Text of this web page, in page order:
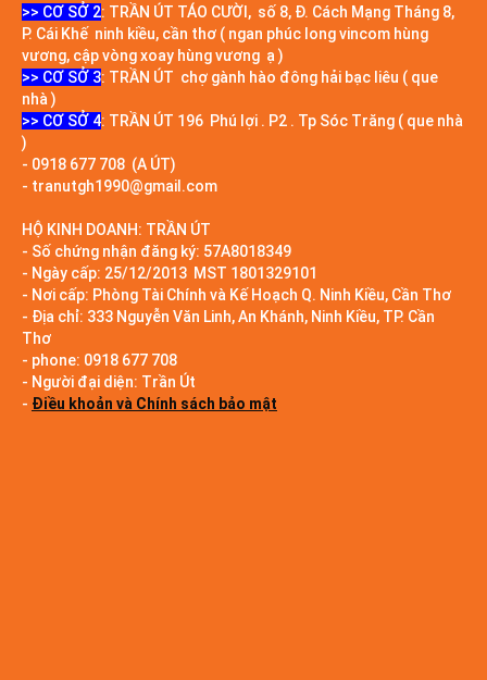
>> CƠ SỞ 2: TRẦN ÚT TÁO CƯỜI, số 8, Đ. Cách Mạng Tháng 8,
P. Cái Khế ninh kiều, cần thơ ( ngan phúc long vincom hùng
vương, cập vòng xoay hùng vương ạ )
>> CƠ SỞ 3: TRẦN ÚT chợ gành hào đông hải bạc liêu ( que
nhà )
>> CƠ SỞ 4: TRẦN ÚT 196 Phú lợi . P2 . Tp Sóc Trăng ( que nhà
)
- 0918 677 708 (A ÚT)
- tranutgh1990@gmail.com
HỘ KINH DOANH: TRẦN ÚT
- Số chứng nhận đăng ký: 57A8018349
- Ngày cấp: 25/12/2013 MST 1801329101
- Nơi cấp: Phòng Tài Chính và Kế Hoạch Q. Ninh Kiều, Cần Thơ
- Địa chỉ: 333 Nguyễn Văn Linh, An Khánh, Ninh Kiều, TP. Cần
Thơ
- phone: 0918 677 708
- Người đại diện: Trần Út
- Điều khoản và Chính sách bảo mật